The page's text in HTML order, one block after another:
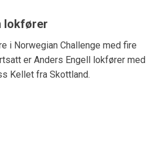
lokfører
i Norwegian Challenge med fire
er Anders Engell lokfører med
Kellet fra Skottland.